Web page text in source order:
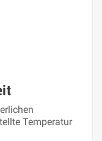
Temperatur